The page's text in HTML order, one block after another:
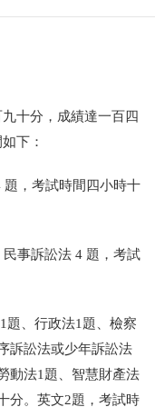
十分，成績達一百四
下：
，考試時間四小時十
事訴訟法 4 題，考試
題、行政法1題、檢察
訴訟法或少年訴訟法
動法1題、智慧財產法
分。英文2題，考試時